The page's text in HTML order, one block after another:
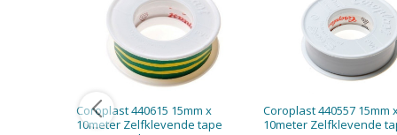
Coroplast 440615 15mm x
10meter Zelfklevende tape
Coroplast 440557 15mm
10meter Zelfklevende